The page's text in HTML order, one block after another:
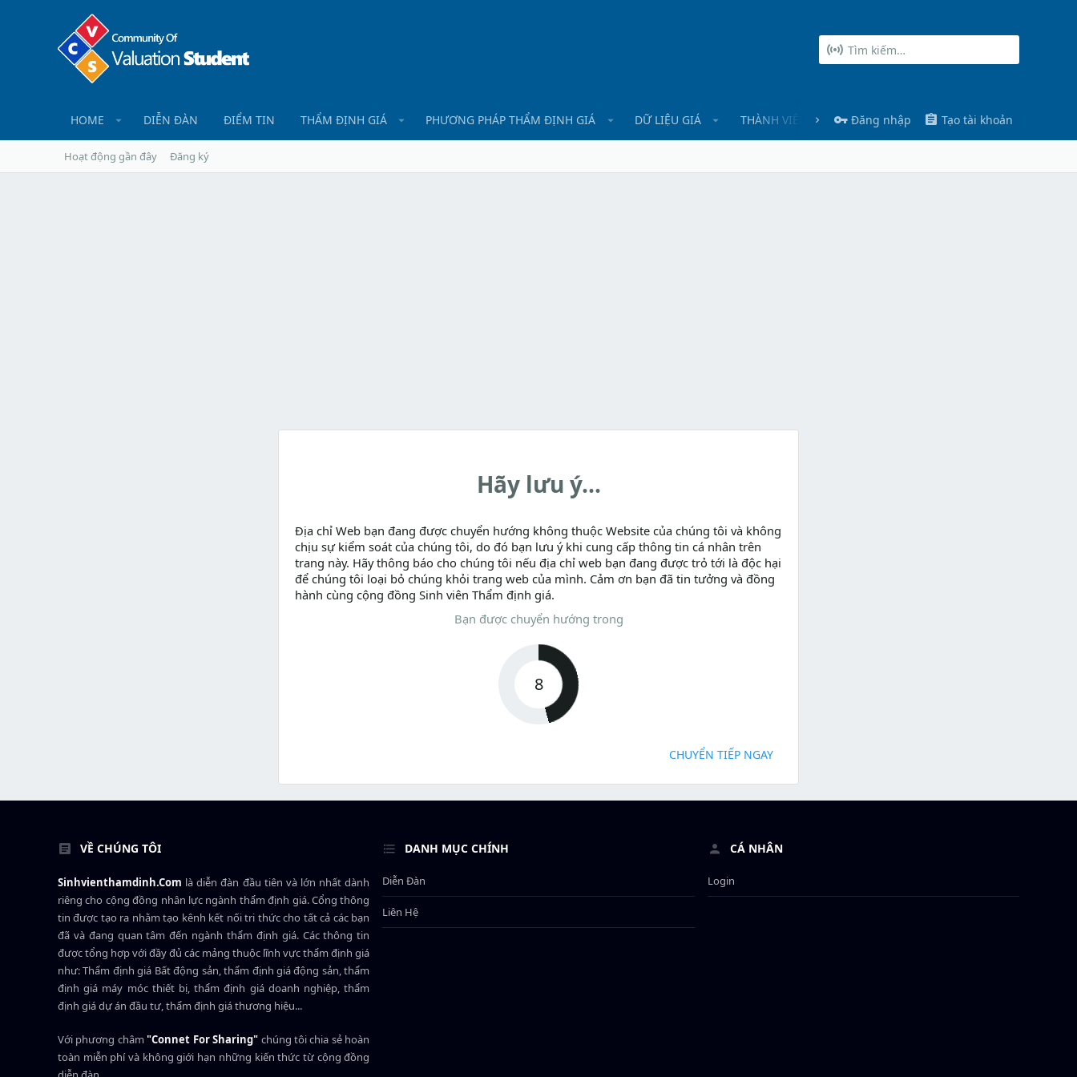
HOME DIỄN ĐÀN ĐIỂM TIN THẨM ĐỊNH GIÁ PHƯƠNG PHÁP THẨM ĐỊNH GIÁ DỮ LIỆU GIÁ THÀNH VIÊN Đăng nhập Tạo tài khoản
Hoạt động gần đây Đăng ký
Hãy lưu ý...
Địa chỉ Web bạn đang được chuyển hướng không thuộc Website của chúng tôi và không
chịu sự kiểm soát của chúng tôi, do đó bạn lưu ý khi cung cấp thông tin cá nhân trên
trang này. Hãy thông báo cho chúng tôi nếu địa chỉ web bạn đang được trỏ tới là độc hại
để chúng tôi loại bỏ chúng khỏi trang web của mình. Cảm ơn bạn đã tin tưởng và đồng
hành cùng cộng đồng Sinh viên Thẩm định giá.
Bạn được chuyển hướng trong
8
CHUYỂN TIẾP NGAY
VỀ CHÚNG TÔI
Sinhvienthamdinh.Com là diễn đàn đầu tiên và lớn nhất dành
riêng cho cộng đồng nhân lực ngành thẩm định giá. Cổng thông
tin được tạo ra nhằm tạo kênh kết nối tri thức cho tất cả các bạn
đã và đang quan tâm đến ngành thẩm định giá. Các thông tin
được tổng hợp với đầy đủ các mảng thuộc lĩnh vực thẩm định giá
như: Thẩm định giá Bất động sản, thẩm định giá động sản, thẩm
định giá máy móc thiết bị, thẩm định giá doanh nghiệp, thẩm
định giá dự án đầu tư, thẩm định giá thương hiệu...
Với phương châm"Connet For Sharing" chúng tôi chia sẻ hoàn
toàn miễn phí và không giới hạn những kiến thức từ cộng đồng
DANH MỤC CHÍNH
Diễn Đàn
Liên Hệ
CÁ NHÂN
Login